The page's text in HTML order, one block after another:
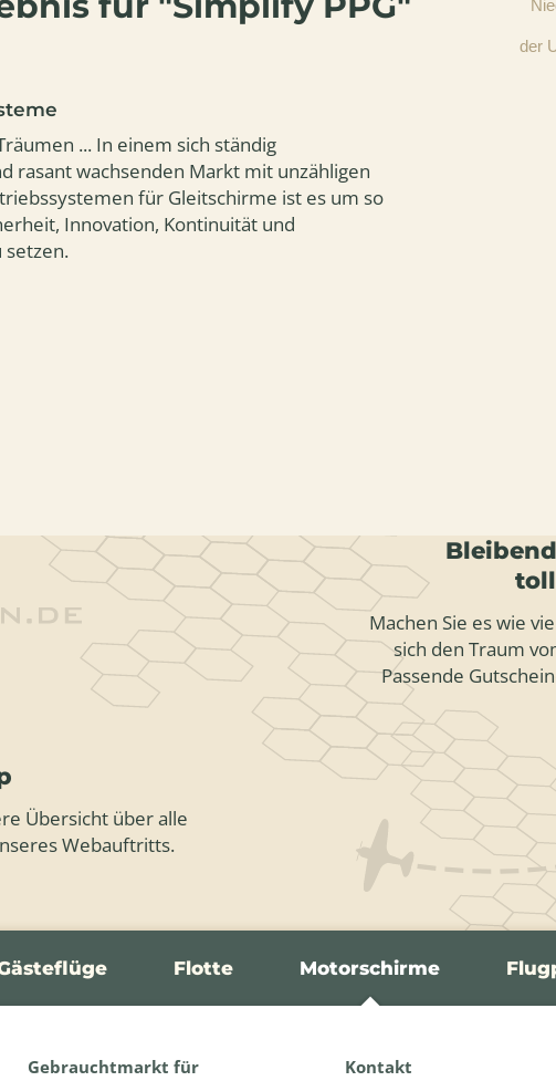
Steigrate in den Himmel.
... In einem sich ständig
rasant wachsenden Markt mit unzähligen
für Gleitschirme ist es um so
Innovation, Kontinuität und
setzen.
der
Machen Sie es wie
sich den Traum
Passende
Übersicht über alle
Webauftritts.
Flotte Motorschirme
Gebrauchtmarkt für
Kontakt